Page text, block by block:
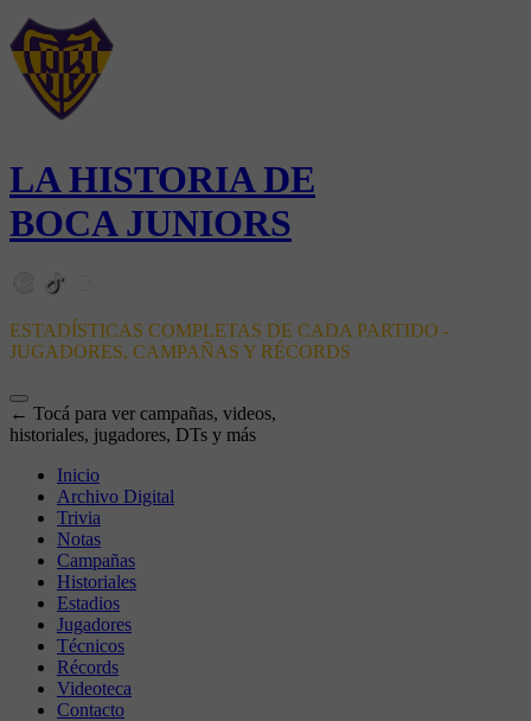
LA HISTORIA DE
BOCA JUNIORS
ESTADÍSTICAS COMPLETAS DE CADA PARTIDO -
JUGADORES, CAMPAÑAS Y RÉCORDS
← Tocá para ver campañas, videos,
historiales, jugadores, DTs y más
Inicio
Archivo Digital
Trivia
Notas
Campañas
Historiales
Estadios
Jugadores
Técnicos
Récords
Videoteca
Contacto